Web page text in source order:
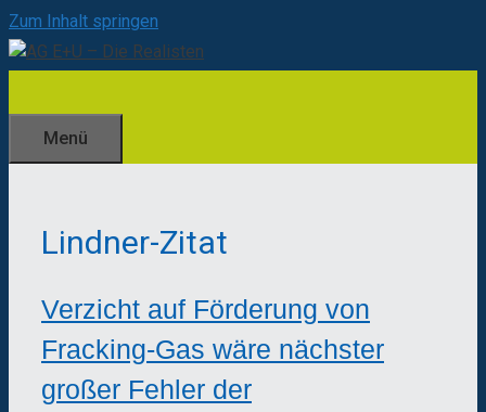
Zum Inhalt springen
Menü
Lindner-Zitat
Verzicht auf Förderung von
Fracking-Gas wäre nächster
großer Fehler der